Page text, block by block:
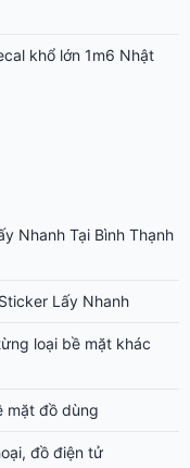
khổ lớn 1m6 Nhật
Nhanh Tại Bình Thạnh
Lấy Nhanh
loại bề mặt khác
mặt đồ dùng
đồ điện tử